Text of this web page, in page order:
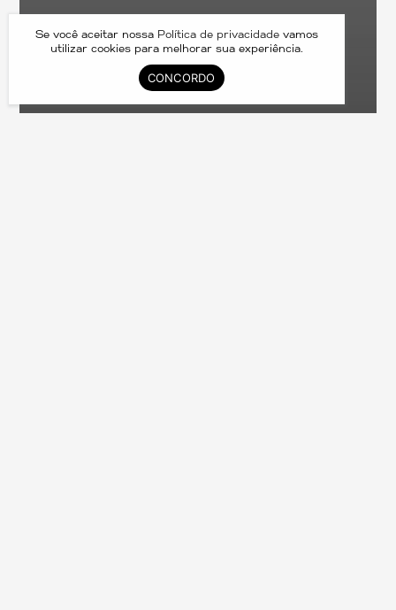
Se você aceitar nossa Política de privacidade vamos
utilizar cookies para melhorar sua experiência.
CONCORDO